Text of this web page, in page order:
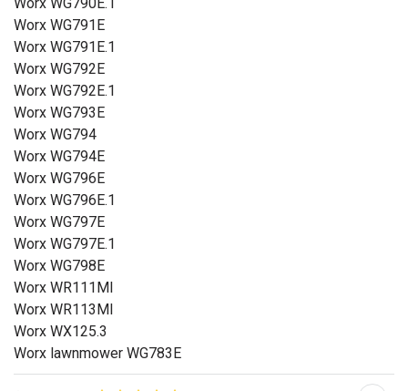
Worx WG791E
Worx WG791E.1
Worx WG792E
Worx WG792E.1
Worx WG793E
Worx WG794
Worx WG794E
Worx WG796E
Worx WG796E.1
Worx WG797E
Worx WG797E.1
Worx WG798E
Worx WR111MI
Worx WR113MI
Worx WX125.3
Worx lawnmower WG783E